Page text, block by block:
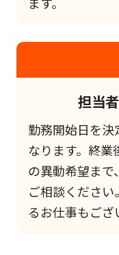
担当
勤務開始日を
なります。終業
の異動希望まで
ご相談くださ
るお仕事もござ